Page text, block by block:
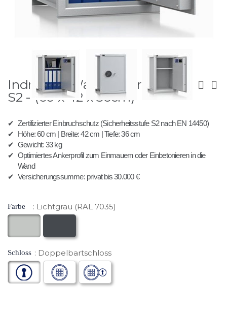
Anfang
der
Bildergalerie
Indra 60 - Wandtresor Klasse
S2 - (60 x 42 x 36cm)
✔ Zertifizierter Einbruchschutz (Sicherheitsstufe S2 nach EN 14450)
✔ Höhe: 60 cm | Breite: 42 cm | Tiefe: 36 cm
✔ Gewicht: 33 kg
✔ Optimiertes Ankerprofil zum Einmauern oder Einbetonieren in die
Wand
✔ Versicherungssumme: privat bis 30.000 €
Farbe Lichtgrau (RAL 7035)
Schloss Doppelbartschloss